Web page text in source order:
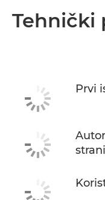
KUPITE TINTU
Tehnički
Prvi